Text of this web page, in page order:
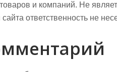
и компаний. Не
ответственность не